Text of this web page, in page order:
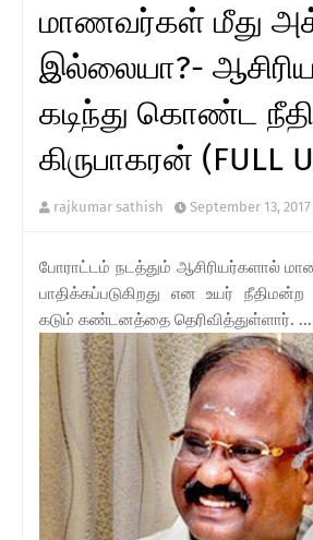
மாணவர்கள் மீது
இல்லையா?-
கடிந்து கொண்ட
கிருபாகரன் (FULL
rajkumar sathish September 13, 2017
போராட்டம் நடத்தும் ஆசிரியர்களால்
பாதிக்கப்படுகிறது என உயர் நீதிமன்ற
கடும் கண்டனத்தை தெரிவித்துள்ளார். ...